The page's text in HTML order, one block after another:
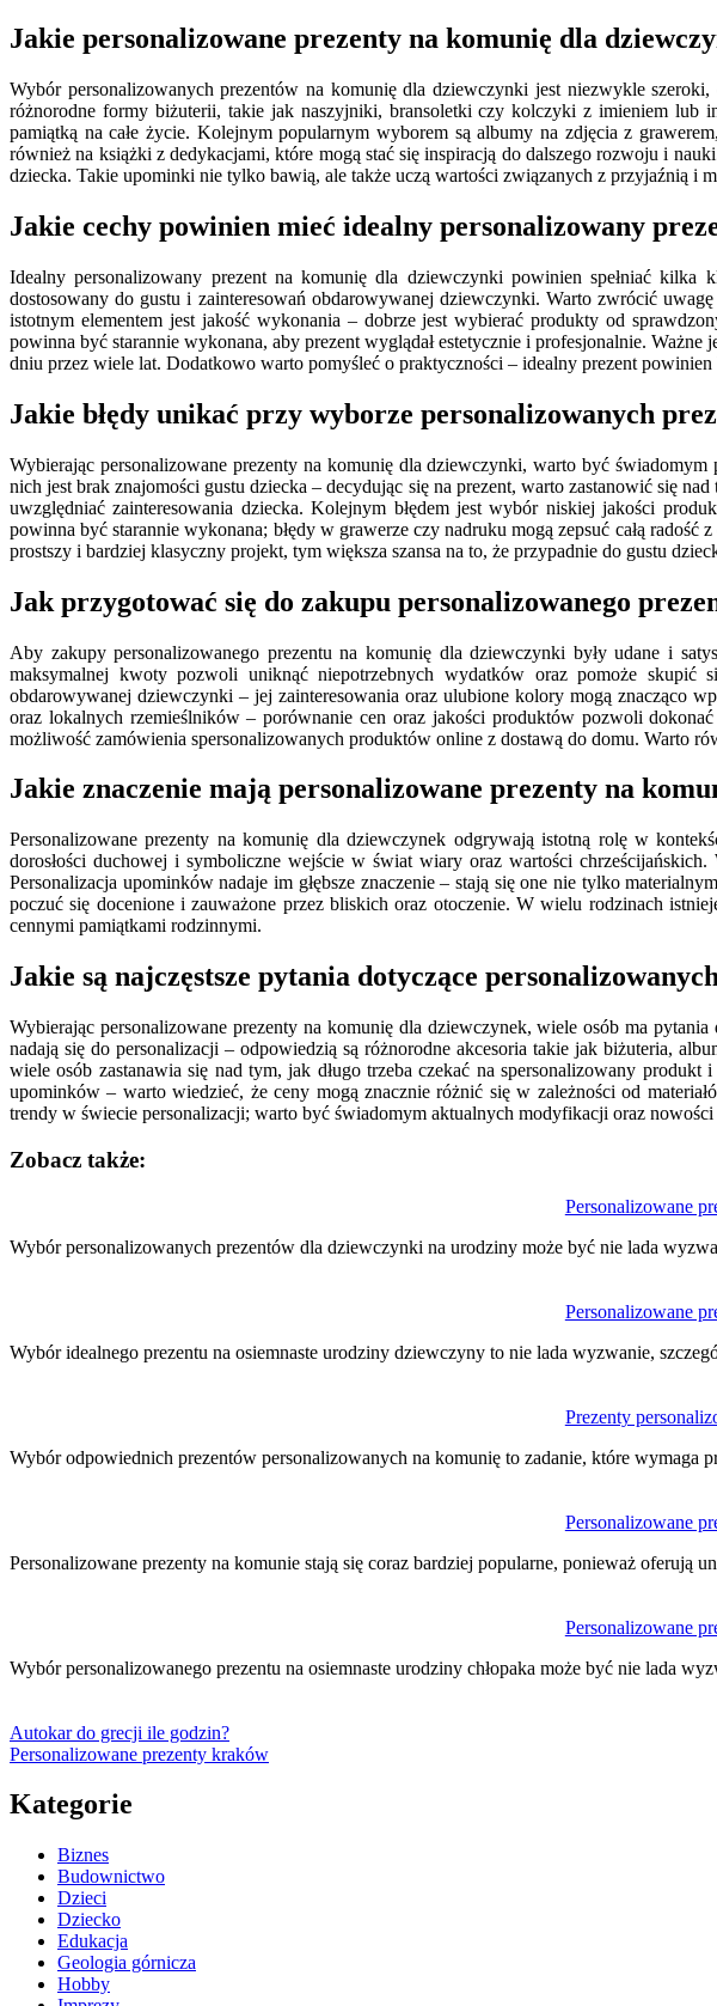
Jakie personalizowane prezenty na komunię dla
Wybór personalizowanych prezentów na komunię dla dziewczynki jest niezwykle
różnorodne formy biżuterii, takie jak naszyjniki, bransoletki czy kolczyki z imieniem lub
pamiątką na całe życie. Kolejnym popularnym wyborem są albumy na zdjęcia z
również na książki z dedykacjami, które mogą stać się inspiracją do dalszego rozwoju i
dziecka. Takie upominki nie tylko bawią, ale także uczą wartości związanych z przyjaźnią i
Jakie cechy powinien mieć idealny personalizowany
Idealny personalizowany prezent na komunię dla dziewczynki powinien spełniać
dostosowany do gustu i zainteresowań obdarowywanej dziewczynki. Warto zwrócić
istotnym elementem jest jakość wykonania – dobrze jest wybierać produkty od
powinna być starannie wykonana, aby prezent wyglądał estetycznie i profesjonalnie.
dniu przez wiele lat. Dodatkowo warto pomyśleć o praktyczności – idealny prezent
Jakie błędy unikać przy wyborze personalizowanych
Wybierając personalizowane prezenty na komunię dla dziewczynki, warto być
nich jest brak znajomości gustu dziecka – decydując się na prezent, warto zastanowić się
uwzględniać zainteresowania dziecka. Kolejnym błędem jest wybór niskiej jakości
powinna być starannie wykonana; błędy w grawerze czy nadruku mogą zepsuć całą
prostszy i bardziej klasyczny projekt, tym większa szansa na to, że przypadnie do gustu
Jak przygotować się do zakupu personalizowanego
Aby zakupy personalizowanego prezentu na komunię dla dziewczynki były udane i
maksymalnej kwoty pozwoli uniknąć niepotrzebnych wydatków oraz pomoże skupić
obdarowywanej dziewczynki – jej zainteresowania oraz ulubione kolory mogą znacząco
oraz lokalnych rzemieślników – porównanie cen oraz jakości produktów pozwoli
możliwość zamówienia spersonalizowanych produktów online z dostawą do domu. Warto
Jakie znaczenie mają personalizowane prezenty na
Personalizowane prezenty na komunię dla dziewczynek odgrywają istotną rolę w
dorosłości duchowej i symboliczne wejście w świat wiary oraz wartości
Personalizacja upominków nadaje im głębsze znaczenie – stają się one nie tylko
poczuć się docenione i zauważone przez bliskich oraz otoczenie. W wielu rodzinach
cennymi pamiątkami rodzinnymi.
Jakie są najczęstsze pytania dotyczące
Wybierając personalizowane prezenty na komunię dla dziewczynek, wiele osób ma
nadają się do personalizacji – odpowiedzią są różnorodne akcesoria takie jak biżuteria,
wiele osób zastanawia się nad tym, jak długo trzeba czekać na spersonalizowany
upominków – warto wiedzieć, że ceny mogą znacznie różnić się w zależności od
trendy w świecie personalizacji; warto być świadomym aktualnych modyfikacji oraz
Zobacz także:
Personalizowane
Wybór personalizowanych prezentów dla dziewczynki na urodziny może być nie lada
Personalizowane
Wybór idealnego prezentu na osiemnaste urodziny dziewczyny to nie lada wyzwanie,
Prezenty
Wybór odpowiednich prezentów personalizowanych na komunię to zadanie, które
Personalizowane
Personalizowane prezenty na komunie stają się coraz bardziej popularne, ponieważ oferują
Personalizowane
Wybór personalizowanego prezentu na osiemnaste urodziny chłopaka może być nie lada
wpisu
Autokar do grecji ile godzin?
Personalizowane prezenty kraków
Kategorie
Biznes
Budownictwo
Dzieci
Dziecko
Edukacja
Geologia górnicza
Hobby